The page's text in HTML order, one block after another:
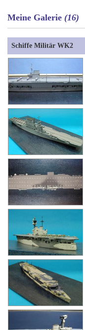
Meine Galerie (16)
Schiffe Militär WK2